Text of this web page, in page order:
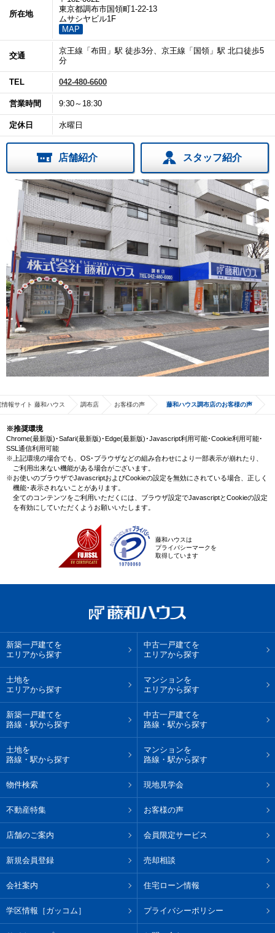
所在地
東京都調布市国領町1-22-13
ムサシヤビル1F
MAP
交通
京王線「布田」駅 徒歩3分、京王線「国領」駅 北口徒歩5
分
TEL 042-480-6600
営業時間 9:30～18:30
定休日 水曜日
店舗紹介 スタッフ紹介
報サイト 藤和ハウス 調布店 お客様の声 藤和ハウス調布店のお客様の声
※推奨環境
Chrome(最新版)･Safari(最新版)･Edge(最新版)･Javascript利用可能･Cookie利用可能･
SSL通信利用可能
※上記環境の場合でも、OS･ブラウザなどの組み合わせにより一部表示が崩れたり、
ご利用出来ない機能がある場合がございます。
※お使いのブラウザでJavascriptおよびCookieの設定を無効にされている場合、正しく
機能･表示されないことがあります。
全てのコンテンツをご利用いただくには、ブラウザ設定でJavascriptとCookieの設定
を有効にしていただくようお願いいたします。
藤和ハウスは
プライバシーマークを
取得しています
新築一戸建てを
エリアから探す
中古一戸建てを
エリアから探す
土地を
エリアから探す
マンションを
エリアから探す
新築一戸建てを
路線・駅から探す
中古一戸建てを
路線・駅から探す
土地を
路線・駅から探す
マンションを
路線・駅から探す
物件検索 現地見学会
不動産特集 お客様の声
店舗のご案内 会員限定サービス
新規会員登録 売却相談
会社案内 住宅ローン情報
学区情報［ガッコム］ プライバシーポリシー